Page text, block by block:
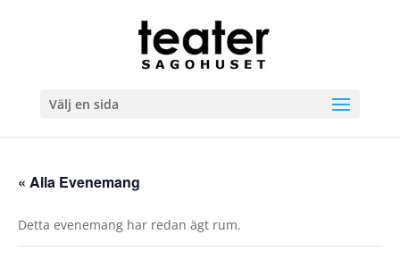
Välj en sida
« Alla Evenemang
Detta evenemang har redan ägt rum.